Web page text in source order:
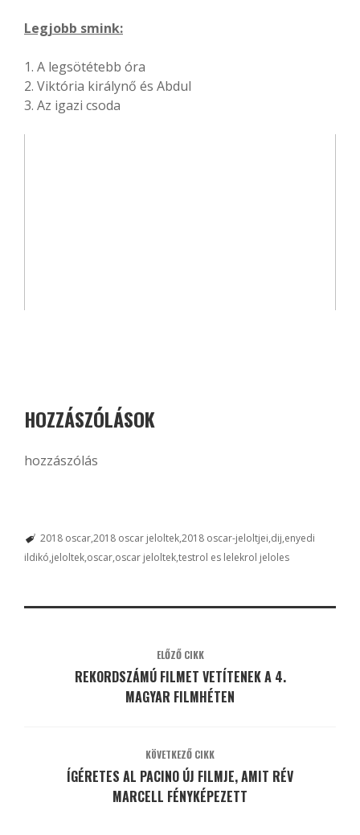
Legjobb smink:
1. A legsötétebb óra
2. Viktória királynő és Abdul
3. Az igazi csoda
HOZZÁSZÓLÁSOK
hozzászólás
2018 oscar2018 oscar jeloltek2018 oscar-jeloltjei dij enyedi
ildikó jeloltek oscar oscar jeloltektestrol es lelekrol jeloles
ELŐZŐ CIKK
REKORDSZÁMÚ FILMET VETÍTENEK A 4.
MAGYAR FILMHÉTEN
KÖVETKEZŐ CIKK
ÍGÉRETES AL PACINO ÚJ FILMJE, AMIT RÉV
MARCELL FÉNYKÉPEZETT